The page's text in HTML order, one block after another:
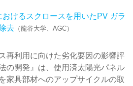
けるスクロースを用いたPV ガラ
去 （龍谷大学、AGC）
再利用に向けた劣化要因の影響評
の開発』は、使用済太陽光パネル
家具部材へのアップサイクルの取